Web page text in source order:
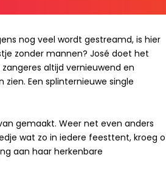
nog veel wordt gestreamd, is hier
zonder mannen? José doet het
altijd vernieuwend en
Een splinternieuwe single
gemaakt. Weer net even anders
wat zo in iedere feesttent, kroeg
aan haar herkenbare